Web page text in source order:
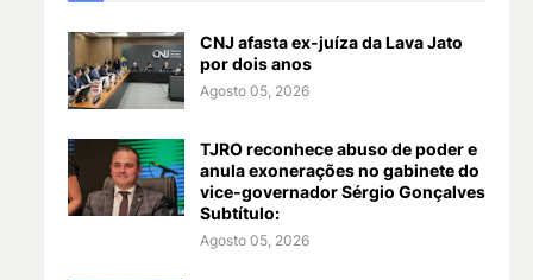
CNJ afasta ex-juíza da Lava Jato
por dois anos
Agosto 05, 2026
TJRO reconhece abuso de poder e
anula exonerações no gabinete do
vice-governador Sérgio Gonçalves
Subtítulo:
Agosto 05, 2026